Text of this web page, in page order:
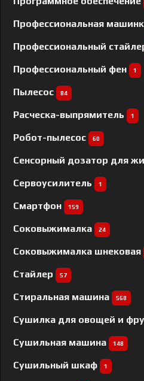
Профессиональная
Профессиональный
Профессиональный фен 1
Пылесос 84
Расческа-выпрямитель 1
Робот-пылесос 60
Сенсорный дозатор для
Сервоусилитель 1
Смартфон 159
Соковыжималка 24
Соковыжималка шнековая
Стайлер 57
Стиральная машина 568
Сушилка для овощей и
Сушильная машина 148
Сушильный шкаф 1